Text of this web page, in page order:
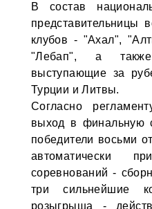
В состав
представительницы
клубов - "Ахал",
"Лебап", а также
выступающие за
Турции и Литвы.
Согласно
выход в финальную
победители восьми
автоматически
соревнований -
три сильнейшие
розыгрыша -